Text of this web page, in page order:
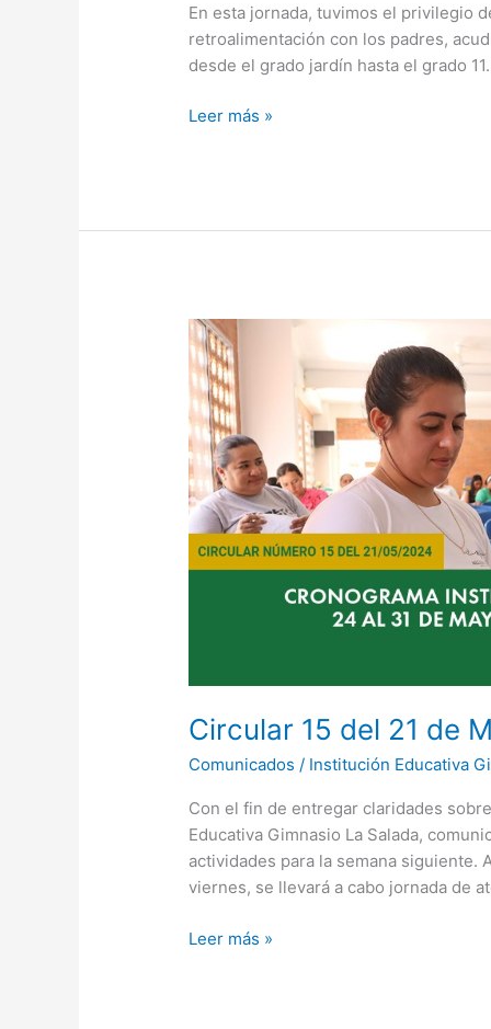
En esta jornada, tuvimos el privilegio
retroalimentación con los padres,
desde el grado jardín hasta el grado 11.
Leer más »
Circular 15 del 21 de
Comunicados / Institución Educativa
Con el fin de entregar claridades
Educativa Gimnasio La Salada,
actividades para la semana siguiente.
viernes, se llevará a cabo jornada de
Circular
15
del
21
de
Mayo
de
2024
Leer más »